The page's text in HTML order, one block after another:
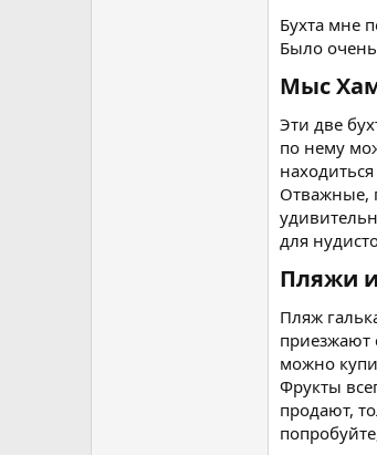
Бухта мне
Было
Мыс
Эти две
по нему
Отважные,
для
Пляжи
Пляж
приезжают
можно
Фрукты
продают,